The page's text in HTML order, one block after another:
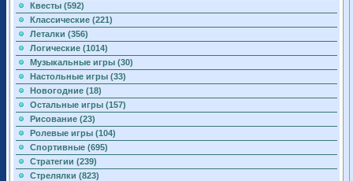
Квесты (592)
Классические (221)
Леталки (356)
Логические (1014)
Музыкальные игры (30)
Настольные игры (33)
Новогодние (18)
Остальные игры (157)
Рисование (23)
Ролевые игры (104)
Спортивные (695)
Стратегии (239)
Стрелялки (823)